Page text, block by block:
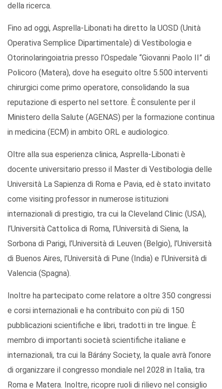
della ricerca.
Fino ad oggi, Asprella-Libonati ha diretto la UOSD (Unità
Operativa Semplice Dipartimentale) di Vestibologia e
Otorinolaringoiatria presso l’Ospedale “Giovanni Paolo II” di
Policoro (Matera), dove ha eseguito oltre 5.500 interventi
chirurgici come primo operatore, consolidando la sua
reputazione di esperto nel settore. È consulente per il
Ministero della Salute (AGENAS) per la formazione continua
in medicina (ECM) in ambito ORL e audiologico.
Oltre alla sua esperienza clinica, Asprella-Libonati è
docente universitario presso il Master di Vestibologia delle
Università La Sapienza di Roma e Pavia, ed è stato invitato
come visiting professor in numerose istituzioni
internazionali di prestigio, tra cui la Cleveland Clinic (USA),
l’Università Cattolica di Roma, l’Università di Siena, la
Sorbona di Parigi, l’Università di Leuven (Belgio), l’Università
di Buenos Aires, l’Università di Pune (India) e l’Università di
Valencia (Spagna).
Inoltre ha partecipato come relatore a oltre 350 congressi
e corsi internazionali e ha contribuito con più di 150
pubblicazioni scientifiche e libri, tradotti in tre lingue. È
membro di importanti società scientifiche italiane e
internazionali, tra cui la Bárány Society, la quale avrà l’onore
di organizzare il congresso mondiale nel 2028 in Italia, tra
Roma e Matera. Inoltre, ricopre ruoli di rilievo nel consiglio